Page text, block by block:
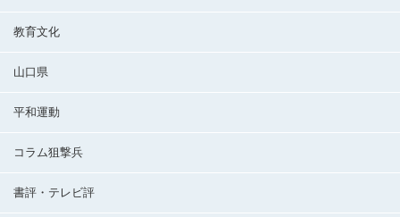
教育文化
山口県
平和運動
コラム狙撃兵
書評・テレビ評